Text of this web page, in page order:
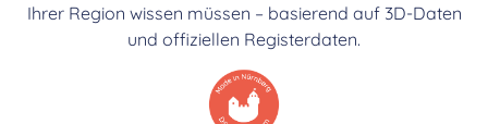
Ihrer Region wissen müssen – basierend auf 3D-Daten
und offiziellen Registerdaten.